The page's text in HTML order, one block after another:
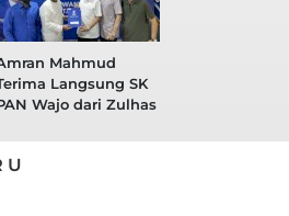
Mahmud
Langsung SK
Wajo dari Zulhas